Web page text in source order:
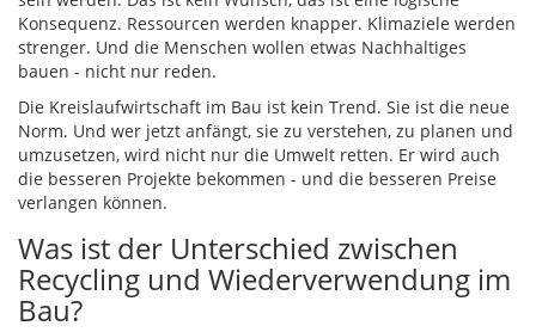
Konsequenz. Ressourcen werden knapper. Klimaziele werden
strenger. Und die Menschen wollen etwas Nachhaltiges
bauen - nicht nur reden.
Die Kreislaufwirtschaft im Bau ist kein Trend. Sie ist die neue
Norm. Und wer jetzt anfängt, sie zu verstehen, zu planen und
umzusetzen, wird nicht nur die Umwelt retten. Er wird auch
die besseren Projekte bekommen - und die besseren Preise
verlangen können.
Was ist der Unterschied zwischen
Recycling und Wiederverwendung im
Bau?